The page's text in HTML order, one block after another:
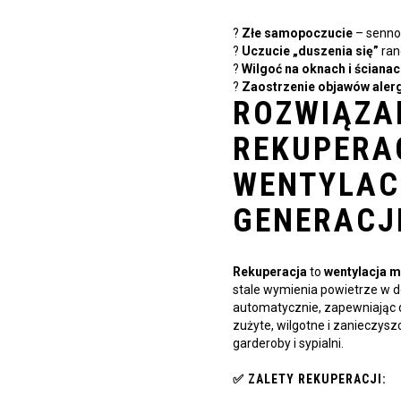
? Złe samopoczucie–
?️ Uczucie „duszenia się”
? Wilgoć na oknach i
? Zaostrzenie objawów
Rekuperacja to wentylacja
stale wymienia powietrze w
automatycznie, zapewniając
zużyte, wilgotne i
garderoby i sypialni.
✅ ZALETY REKUPERACJI: